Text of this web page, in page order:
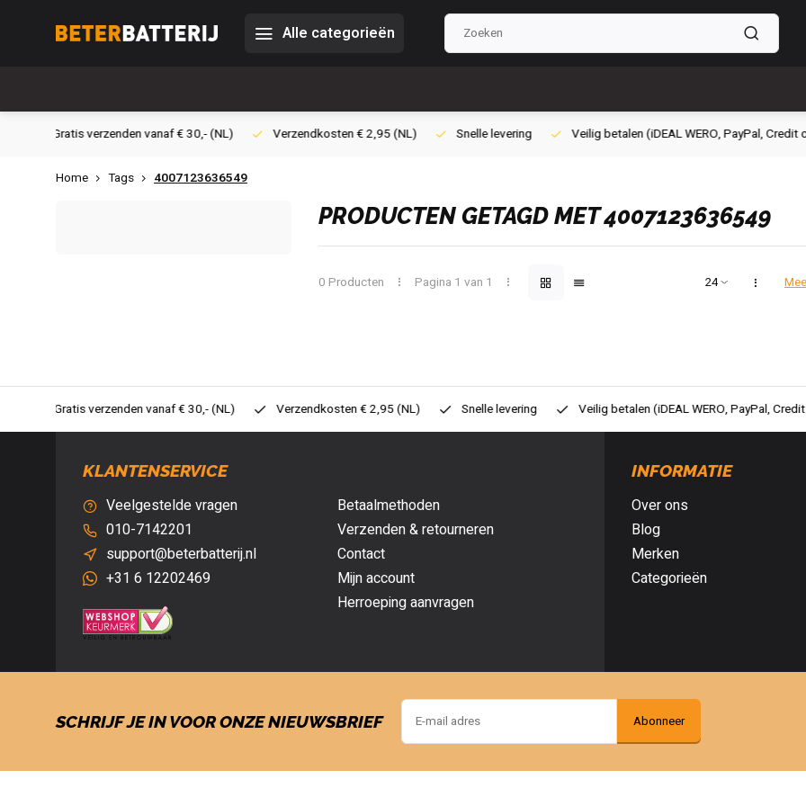
Alle categorieën
Verzendkosten € 2,95 (NL) Snelle levering Veilig betalen (iDEAL WERO, PayPal, Credit card of Achteraf betalen)
Home Tags 4007123636549
PRODUCTEN GETAGD MET 4007123636549
0 Producten Pagina 1 van 1
Verzendkosten € 2,95 (NL) Snelle levering Veilig betalen (iDEAL WERO, PayPal, Credit card of Achteraf betalen)
KLANTENSERVICE
Veelgestelde vragen
010-7142201
support@beterbatterij.nl
+31 6 12202469
Betaalmethoden
Verzenden & retourneren
Contact
Mijn account
Herroeping aanvragen
INFORMATIE
Over ons
Blog
Merken
Categorieën
SCHRIJF JE IN VOOR ONZE NIEUWSBRIEF Abonneer